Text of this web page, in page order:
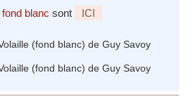
fond blanc sont ICI